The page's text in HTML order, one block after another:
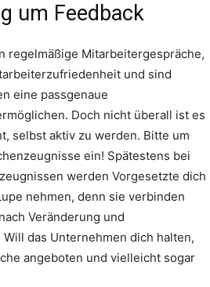
um Feedback
regelmäßige Mitarbeitergespräche,
und sind
eine passgenaue
Doch nicht überall ist es
selbst aktiv zu werden. Bitte um
ein! Spätestens bei
werden Vorgesetzte dich
nehmen, denn sie verbinden
Veränderung und
das Unternehmen dich halten,
angeboten und vielleicht sogar